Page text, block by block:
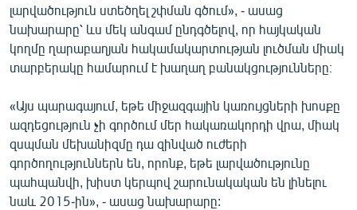
լարվածություն ստեծղել շփման գծում», - ասաց
նախարարը՝ ևս մեկ անգամ ընդգծելով, որ հայկական
կողմը ղարաբաղյան հակամակարտության լուծման միակ
տարբերակը համարում է խաղաղ բանակցությունները։
«Այս պարագայում, եթե միջազգային կառույցների խոսքը
ազդեցություն չի գործում մեր հակառակորդի վրա, միակ
զսպման մեխանիզմը դա զինված ուժերի
գործողություններն են, որոնք, եթե լարվածությունը
պահպանվի, խիստ կերպով շարունակական են լինելու
նաև 2015-ին», - ասաց նախարարը: